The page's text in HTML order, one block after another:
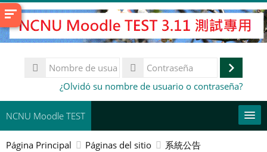
Salta
al
contenido
Nombre
de
Contraseña¿Olvidó su nombre de usuario o contraseña?
NCNU Moodle TEST
常用連結
Página Principal Páginas del sitio
系統公告